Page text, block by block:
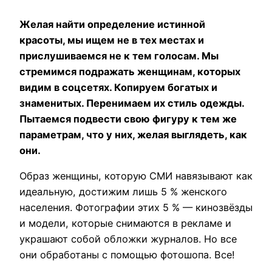
Желая найти определение истинной
красоты, мы ищем не в тех местах и
прислушиваемся не к тем голосам. Мы
стремимся подражать женщинам, которых
видим в соцсетях. Копируем богатых и
знаменитых. Перенимаем их стиль одежды.
Пытаемся подвести свою фигуру к тем же
параметрам, что у них, желая выглядеть, как
они.
Образ женщины, которую СМИ навязывают как
идеальную, достижим лишь 5 % женского
населения. Фотографии этих 5 % — кинозвёзды
и модели, которые снимаются в рекламе и
украшают собой обложки журналов. Но все
они обработаны с помощью фотошопа. Все!